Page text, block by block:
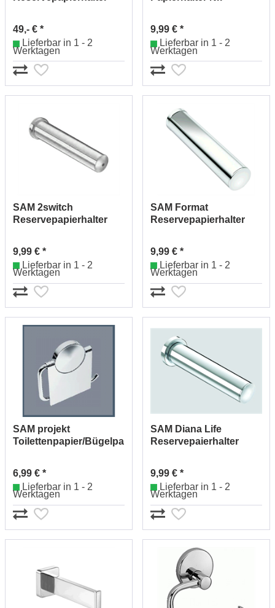
49,- € *
Lieferbar in 1 - 2
Werktagen
9,99 € *
Lieferbar in 1 - 2
Werktagen
SAM 2switch
Reservepapierhalter
9,99 € *
Lieferbar in 1 - 2
Werktagen
SAM Format
Reservepapierhalter
9,99 € *
Lieferbar in 1 - 2
Werktagen
SAM projekt
Toilettenpapier/Bügelpapierhalter
6,99 € *
Lieferbar in 1 - 2
Werktagen
SAM Diana Life
Reservepaierhalter
9,99 € *
Lieferbar in 1 - 2
Werktagen